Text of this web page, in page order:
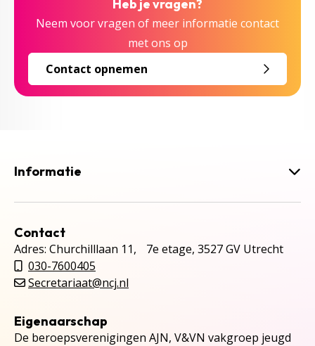
Heb je vragen?
Neem voor vragen of meer informatie contact
met ons op
Contact opnemen
Informatie
Contact
Adres: Churchilllaan 11, 7e etage, 3527 GV Utrecht
030-7600405
Secretariaat@ncj.nl
Eigenaarschap
De beroepsverenigingen AJN, V&VN vakgroep jeugd